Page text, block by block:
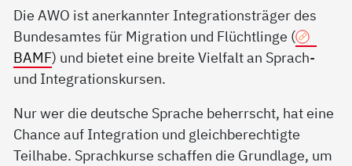
Die AWO ist anerkannter Integrationsträger des
Bundesamtes für Migration und Flüchtlinge (
BAMF) und bietet eine breite Vielfalt an Sprach-
und Integrationskursen.
Nur wer die deutsche Sprache beherrscht, hat eine
Chance auf Integration und gleichberechtigte
Teilhabe. Sprachkurse schaffen die Grundlage, um